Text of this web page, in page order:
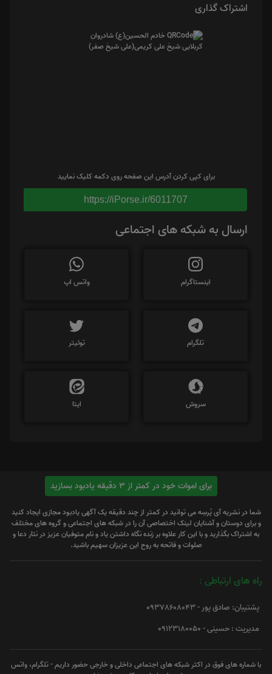
اشتراک گذاری
برای کپی کردن آدرس این صفحه روی دکمه کلیک نمایید
https://iPorse.ir/6011707
ارسال به شبکه های اجتماعی
اینستاگرام واتس اپ
تلگرام توئیتر
سروش ایتا
برای اموات خود در کمتر از 3 دقیقه یادبود بسازید
شما در نشریه آی پُرسِه می توانید در کمتر از چند دقیقه یک آگهی یادبود مجازی ایجاد کنید
و برای دوستان و آشنایان لینک اختصاصی آن را در شبکه های اجتماعی و گروه های مختلف
به اشتراک بگذارید و با این کار علاوه بر زنده نگاه داشتن یاد و نام متوفیان عزیز در نثار دعا و
صلوات و فاتحه به روح این عزیزان سهیم باشید.
راه های ارتباطی :
پشتیبان: صادق پور - 09378608043
مدیریت : حسینی - 09123180050
با شماره های فوق در اکثر شبکه های اجتماعی داخلی و خارجی حضور داریم - تلگرام، واتس